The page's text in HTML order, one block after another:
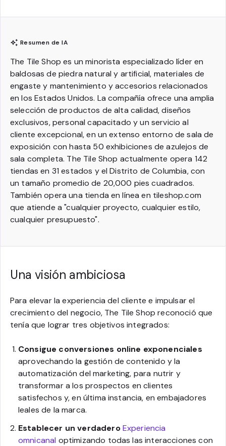
Resumen de IA
The Tile Shop es un minorista especializado líder en
baldosas de piedra natural y artificial, materiales de
engaste y mantenimiento y accesorios relacionados
en los Estados Unidos. La compañía ofrece una amplia
selección de productos de alta calidad, diseños
exclusivos, personal capacitado y un servicio al
cliente excepcional, en un extenso entorno de sala de
exposición con hasta 50 exhibiciones de azulejos de
sala completa. The Tile Shop actualmente opera 142
tiendas en 31 estados y el Distrito de Columbia, con
un tamaño promedio de 20,000 pies cuadrados.
También opera una tienda en línea en tileshop.com
que atiende a "cualquier proyecto, cualquier estilo,
cualquier presupuesto".
Una visión ambiciosa
Para elevar la experiencia del cliente e impulsar el
crecimiento del negocio, The Tile Shop reconoció que
tenía que lograr tres objetivos integrados:
Consigue conversiones online exponenciales
aprovechando la gestión de contenido y la
automatización del marketing, para nutrir y
transformar a los prospectos en clientes
satisfechos y, en última instancia, en embajadores
leales de la marca.
Establecer un verdadero Experiencia
omnicanal optimizando todas las interacciones con